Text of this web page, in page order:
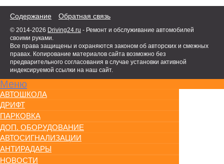
Содержание Обратная связь
© 2014-2026 Driving24.ru - Ремонт и обслуживание автомобилей
своими руками.
Все права защищены и охраняются законом об авторских и смежных
правах. Копирование материалов сайта возможно без
предварительного согласования в случае установки активной
индексируемой ссылки на наш сайт.
Меню
АВТОШКОЛА
ДРИФТ
ПАРКОВКА
ДОП. ОБОРУДОВАНИЕ
АВТОСИГНАЛИЗАЦИИ
АНТИРАДАРЫ
НОВОСТИ